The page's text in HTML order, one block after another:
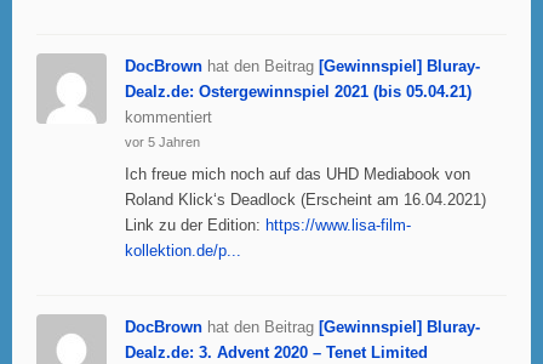
DocBrown hat den Beitrag [Gewinnspiel] Bluray-
Dealz.de: Ostergewinnspiel 2021 (bis 05.04.21)
kommentiert
vor 5 Jahren
Ich freue mich noch auf das UHD Mediabook von
Roland Klick‘s Deadlock (Erscheint am 16.04.2021)
Link zu der Edition: https://www.lisa-film-
kollektion.de/p...
DocBrown hat den Beitrag [Gewinnspiel] Bluray-
Dealz.de: 3. Advent 2020 – Tenet Limited